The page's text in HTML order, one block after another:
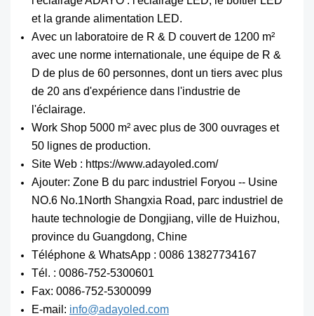
et la grande alimentation LED.
Avec un laboratoire de R & D couvert de 1200 m²
avec une norme internationale, une équipe de R &
D de plus de 60 personnes, dont un tiers avec plus
de 20 ans d'expérience dans l'industrie de
l'éclairage.
Work Shop 5000 m² avec plus de 300 ouvrages et
50 lignes de production.
Site Web : https://www.adayoled.com/
Ajouter: Zone B du parc industriel Foryou -- Usine
NO.6 No.1North Shangxia Road, parc industriel de
haute technologie de Dongjiang, ville de Huizhou,
province du Guangdong, Chine
Téléphone & WhatsApp : 0086 13827734167
Tél. : 0086-752-5300601
Fax: 0086-752-5300099
E-mail: info@adayoled.com